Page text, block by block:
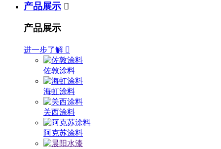
产品展示 
产品展示
进一步了解 
佐敦涂料
海虹涂料
关西涂料
阿克苏涂料